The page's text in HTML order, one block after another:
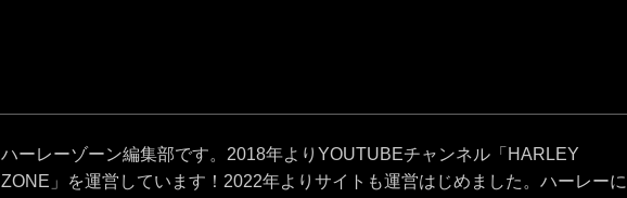
ハーレーゾーン編集部です。2018年よりYOUTUBEチャンネル「HARLEY
ZONE」を運営しています！2022年よりサイトも運営はじめました。ハーレーに